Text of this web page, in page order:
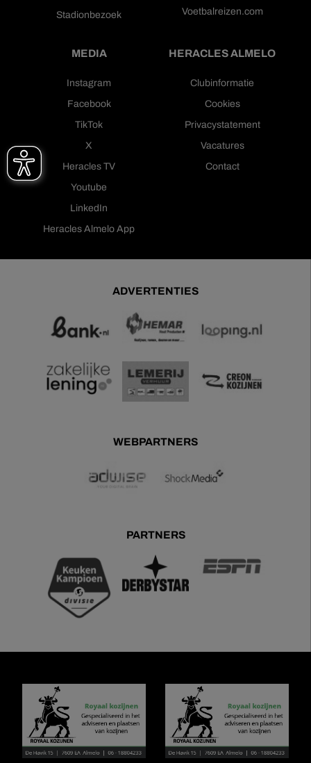
Stadionbezoek
Voetbalreizen.com
MEDIA
Instagram
Facebook
TikTok
X
Heracles TV
Youtube
LinkedIn
Heracles Almelo App
HERACLES ALMELO
Clubinformatie
Cookies
Privacystatement
Vacatures
Contact
ADVERTENTIES
WEBPARTNERS
PARTNERS